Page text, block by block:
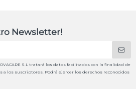
Newsletter!
S.L tratará los datos facilitados con la finalidad de
a los suscriptores. Podrá ejercer los derechos reconocidos